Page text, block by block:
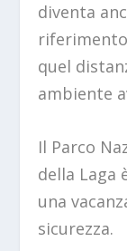
diventa
quel
ambiente
Il Parco
della Laga
una
sicurezza.